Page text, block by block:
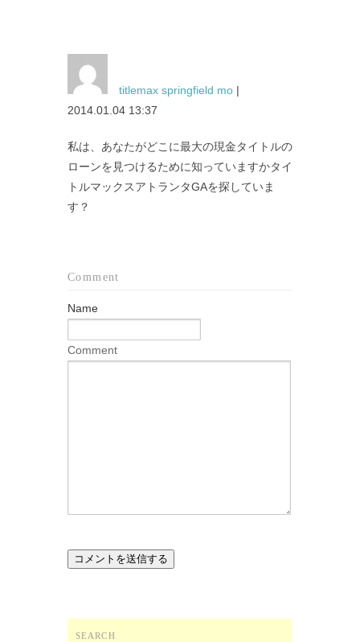
titlemax springfield mo |
2014.01.04 13:37
私は、あなたがどこに最大の現金タイトルの
ローンを見つけるために知っていますかタイ
トルマックスアトランタGAを探していま
す？
Comment
Name
Comment
SEARCH